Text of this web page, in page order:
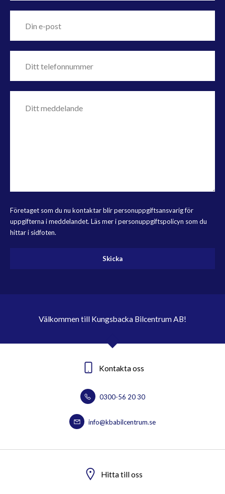
Företaget som du nu kontaktar blir personuppgiftsansvarig för
uppgifterna i meddelandet. Läs mer i personuppgiftspolicyn som du
hittar i sidfoten.
Skicka
Välkommen till Kungsbacka Bilcentrum AB!
Kontakta oss
0300-56 20 30
info@kbabilcentrum.se
Hitta till oss